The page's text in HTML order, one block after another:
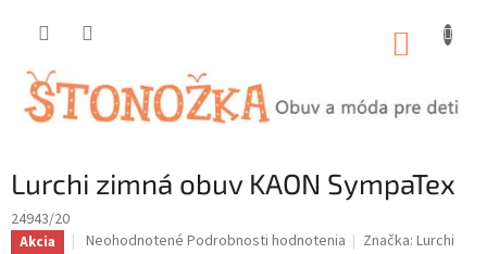
Lurchi zimná obuv KAON SympaTex
24943/20
Akcia
Priemerné
Neohodnotené Podrobnosti hodnotenia Značka:Lurchi